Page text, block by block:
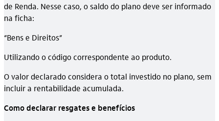
de Renda. Nesse caso, o saldo do plano deve ser informado
na ficha:
“Bens e Direitos”
Utilizando o código correspondente ao produto.
O valor declarado considera o total investido no plano, sem
incluir a rentabilidade acumulada.
Como declarar resgates e benefícios